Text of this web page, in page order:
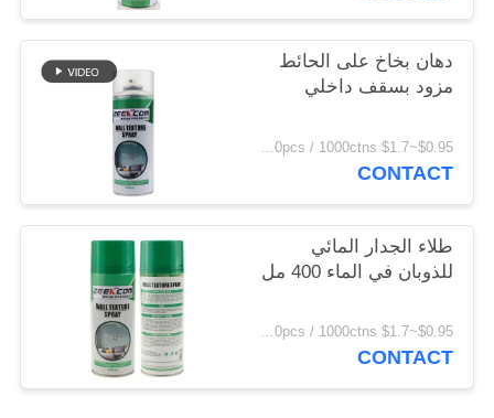
دهان بخاخ على الحائط
مزود بسقف داخلي
$0.95~$1.7 MOQ:12000pcs / 1000ctns
CONTACT
طلاء الجدار المائي
للذوبان في الماء 400 مل
$0.95~$1.7 MOQ:12000pcs / 1000ctns
CONTACT